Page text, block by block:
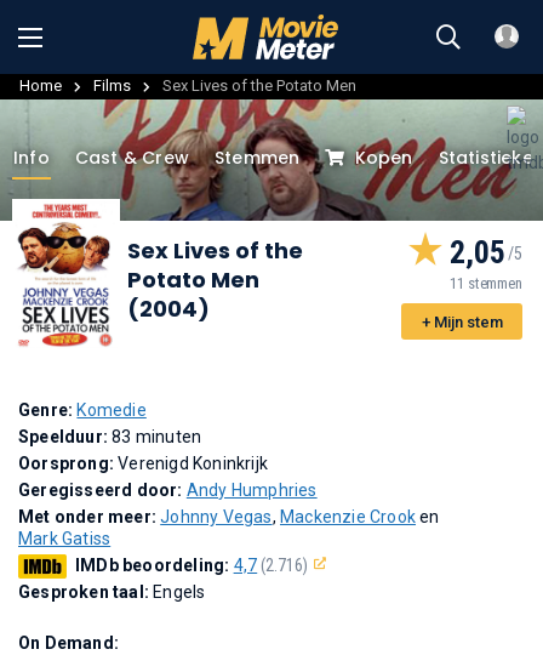
Home Films Sex Lives of the Potato Men
Info Cast & Crew Stemmen Kopen
Sex Lives of the
Potato Men
(2004)
2,05
11 stemmen
+ Mijn stem
Genre: Komedie
Speelduur:83 minuten
Oorsprong:Verenigd Koninkrijk
Geregisseerd door: Andy Humphries
Met onder meer:Johnny Vegas, Mackenzie Crooken
Mark Gatiss
IMDb beoordeling: 4,7(2.716)
Gesproken taal: Engels
On Demand: